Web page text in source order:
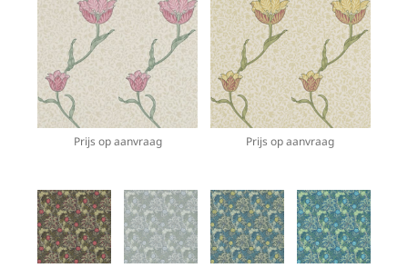
Prijs op aanvraag Prijs op aanvraag